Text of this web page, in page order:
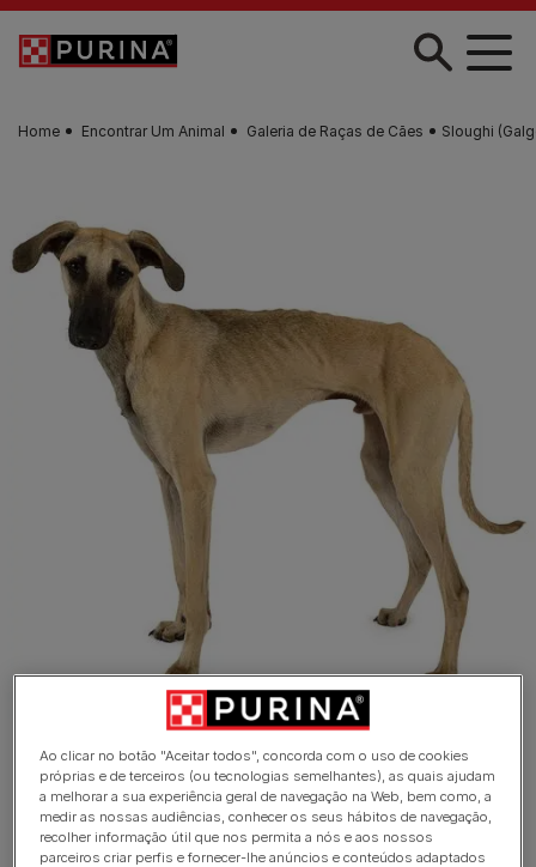
Skip to main content
Home Encontrar Um Animal Galeria de Raças de Cães Sloughi
Sloughi (Galgo Marroquino)
1 de 4
Ao clicar no botão "Aceitar todos", concorda com o uso de cookies
próprias e de terceiros (ou tecnologias semelhantes), as quais ajudam
a melhorar a sua experiência geral de navegação na Web, bem como, a
medir as nossas audiências, conhecer os seus hábitos de navegação,
recolher informação útil que nos permita a nós e aos nossos
parceiros criar perfis e fornecer-lhe anúncios e conteúdos adaptados